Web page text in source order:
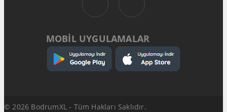
MOBİL UYGULAMALAR
© 2026 BodrumXL - Tüm Hakları Saklıdır.